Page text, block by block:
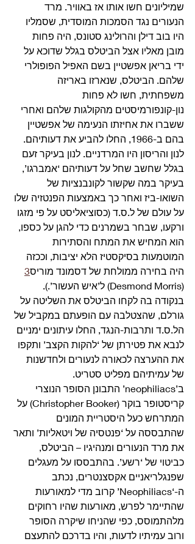
שמיליונים חשו אותו אז באוויר. מרד
הנעורים נגד הסמכות המוסדית, שסמליו
היו בוב דילן והרולינג סטונס, היה פחות
מובן מאליו אצל הביטלס בגלל שדוכא על
ידי בריאן אפשטיין בשם האפיל הפופולרי
שלהם. הביטלס, שנארזו באריזה
משפחתית, חשו לא פחות
נון-קונפורמיסטים מהקולגות שלהם ואחרי
ששברו את אחיזתו הנעימה של אפשטיין
בהם ב-1966, החלו להביע את דעותיהם.
לנון והריסון היו המרדניים. לנון בעיקר זעם
בגלל שחשב שחל על דעותיהם ‘אמברגו’,
בעיקר במה שקשור לקונבנציות של
השואו-ביז ואחר כך באמצעות הפנטזיה שלו
על עולם של ל.ס.ד (כסוציאליסט על פי מזגו
ורקעו, שבחר בשמרנים כדי להגן על כספו,
הוא המחיש את המתח והסתירות
המוטמעות בסיקסטיז הלא יציבות, וככזה
היה בחירה ממולחת של דסמונד מוריס3
(Desmond Morris) ל’איש העשור’.).
בנקודה בה לקחו הביטלס את השליטה על
גורלם, שהצטלבה עם הופעתם במקביל של
הל.ס.ד ותרבות-הנגד, החלו עיתונים ימניים
לנבא את פטירתן של ‘להקות הקצב’ ותקפו
את ההערצה לכאורה לנעורים ולחדשנות
של עמיתיהם מפליט סטריט.
ב’neophiliacs’ התבונן הסופר הנוצרי
קריסטופר בוקר (Christopher Booker) על
המתרחש כעל היסטריית המונים
שהתבססה על ‘פנטסיה של ויטאליות’ ותאר
את מרד הנעורים ומנהיגיו – הביטלס,
כביטוי של ‘רשע’. בהתבססו על מעגלים
שפנגלריאניים אקסצנטרים, נכתב
ה-‘Neophiliacs’ קרוב מדי למאורעות
שהתיימר לפרש, מאורעות שהיו רחוקים
מלהתמוסס, כפי שהניחו שיקרה הסופר
ורוב עמיתיו לדעות, והיו בדרכם להתעצם